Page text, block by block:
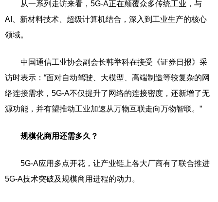
从一系列走访来看，5G-A正在颠覆众多传统工业，与
AI、新材料技术、超级计算机结合，深入到工业生产的核心
领域。
中国通信工业协会副会长韩举科在接受《证券日报》采
访时表示：“面对自动驾驶、大模型、高端制造等较复杂的网
络连接需求，5G-A不仅提升了网络的连接密度，还新增了无
源功能，并有望推动工业加速从万物互联走向万物智联。”
规模化商用还需多久？
5G-A应用多点开花，让产业链上各大厂商有了联合推进
5G-A技术突破及规模商用进程的动力。